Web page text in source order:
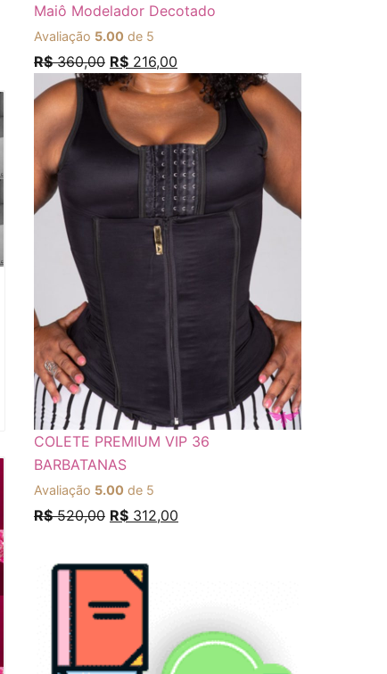
Maiô Modelador Decotado
Avaliação 5.00 de 5
R$360,00 R$ 216,00
COLETE PREMIUM VIP 36
BARBATANAS
Avaliação 5.00 de 5
R$520,00 R$ 312,00